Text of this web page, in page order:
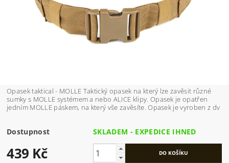
Opasek taktical - MOLLE Taktický opasek na který lze zavěsit různé
sumky s MOLLE systémem a nebo ALICE klipy. Opasek je opatřen
jedním MOLLE páskem, na který vše zavěsíte. Opasek je vyroben z dv
Dostupnost SKLADEM - EXPEDICE IHNED
439 Kč